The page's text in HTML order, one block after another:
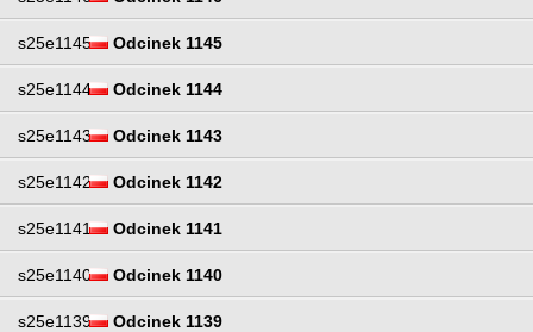
s25e1145 Odcinek 1145
s25e1144 Odcinek 1144
s25e1143 Odcinek 1143
s25e1142 Odcinek 1142
s25e1141 Odcinek 1141
s25e1140 Odcinek 1140
s25e1139 Odcinek 1139